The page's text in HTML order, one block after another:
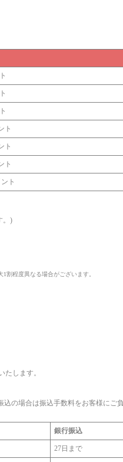
ト
ト
ト
ト
。)
割程度異なる場合がございます。
します。
の場合は振込手数料をお客様にご
銀行振込
27日まで